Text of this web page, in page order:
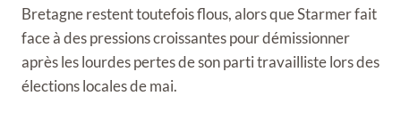
Bretagne restent toutefois flous, alors que Starmer fait
face à des pressions croissantes pour démissionner
après les lourdes pertes de son parti travailliste lors des
élections locales de mai.